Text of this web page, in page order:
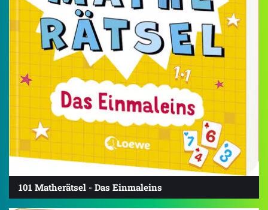
101 Matherätsel - Das Einmaleins